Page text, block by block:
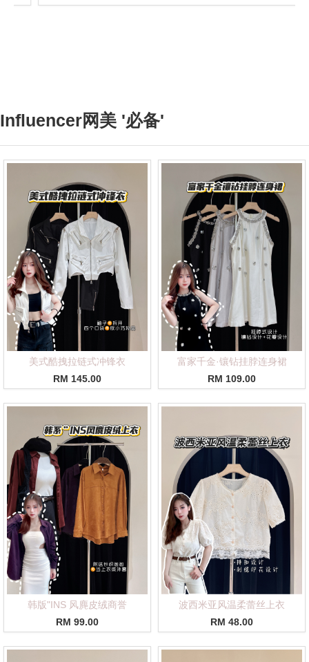
Influencer网美 '必备'
美式酷拽拉链式冲锋衣
RM 145.00
富家千金·镶钻挂脖连身裙
RM 109.00
韩版"INS 风麂皮绒商誉
RM 99.00
波西米亚风温柔蕾丝上衣
RM 48.00